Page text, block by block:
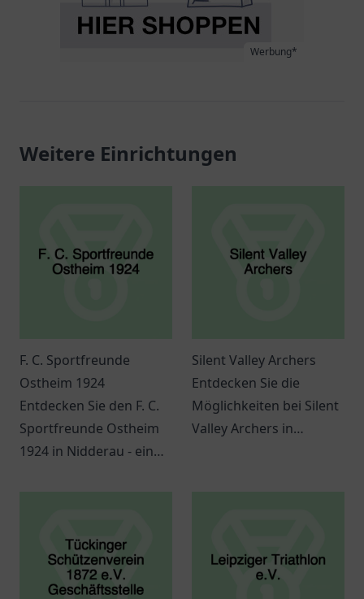
Werbung*
Weitere Einrichtungen
F. C. Sportfreunde
Ostheim 1924
Entdecken Sie den F. C.
Sportfreunde Ostheim
1924 in Nidderau - ein
Veranstaltungen.
Silent Valley Archers
Entdecken Sie die
Möglichkeiten bei Silent
Valley Archers in